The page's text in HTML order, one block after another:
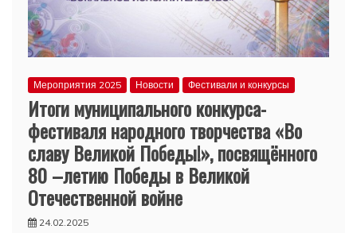
Мероприятия 2025 Новости Фестивали и конкурсы
Итоги муниципального конкурса-
фестиваля народного творчества «Во
славу Великой Победы!», посвящённого
80 –летию Победы в Великой
Отечественной войне
24.02.2025